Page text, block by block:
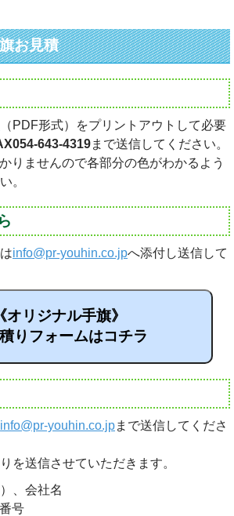
お見積
（PDF形式）をプリントアウトして必要
643-4319まで送信してください。
りませんので各部分の色がわかるよう
。
info@pr-youhin.co.jpへ添付し送信して
《オリジナル手旗》
りフォームはコチラ
info@pr-youhin.co.jpまで送信してくださ
を送信させていただきます。
、会社名
号